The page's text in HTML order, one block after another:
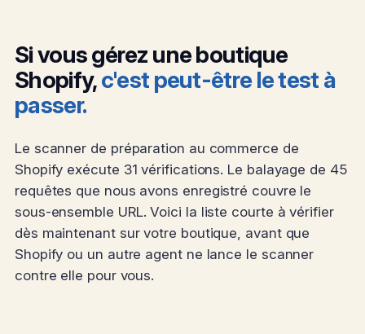
Si vous gérez une boutique
Shopify,c'est peut-être le test à
passer.
Le scanner de préparation au commerce de
Shopify exécute 31 vérifications. Le balayage de 45
requêtes que nous avons enregistré couvre le
sous-ensemble URL. Voici la liste courte à vérifier
dès maintenant sur votre boutique, avant que
Shopify ou un autre agent ne lance le scanner
contre elle pour vous.